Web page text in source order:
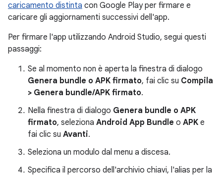
caricamento distinta con Google Play per firmare e
caricare gli aggiornamenti successivi dell'app.
Per firmare l'app utilizzando Android Studio, segui questi
passaggi:
Se al momento non è aperta la finestra di dialogo
Genera bundle o APK firmato, fai clic su Compila
> Genera bundle/APK firmato.
Nella finestra di dialogo Genera bundle o APK
firmato, seleziona Android App Bundle o APK e
fai clic su Avanti.
Seleziona un modulo dal menu a discesa.
Specifica il percorso dell'archivio chiavi, l'alias per la